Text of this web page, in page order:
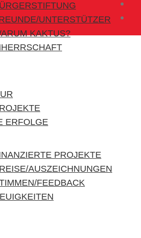
UNTERSTÜTZER
KAKTUS?
ERFOLGE
PROJEKTE
AUSZEICHNUNGEN
FEEDBACK